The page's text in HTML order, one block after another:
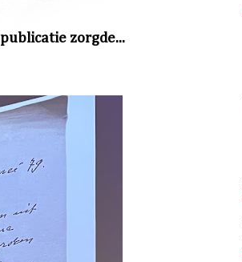
zorgde...